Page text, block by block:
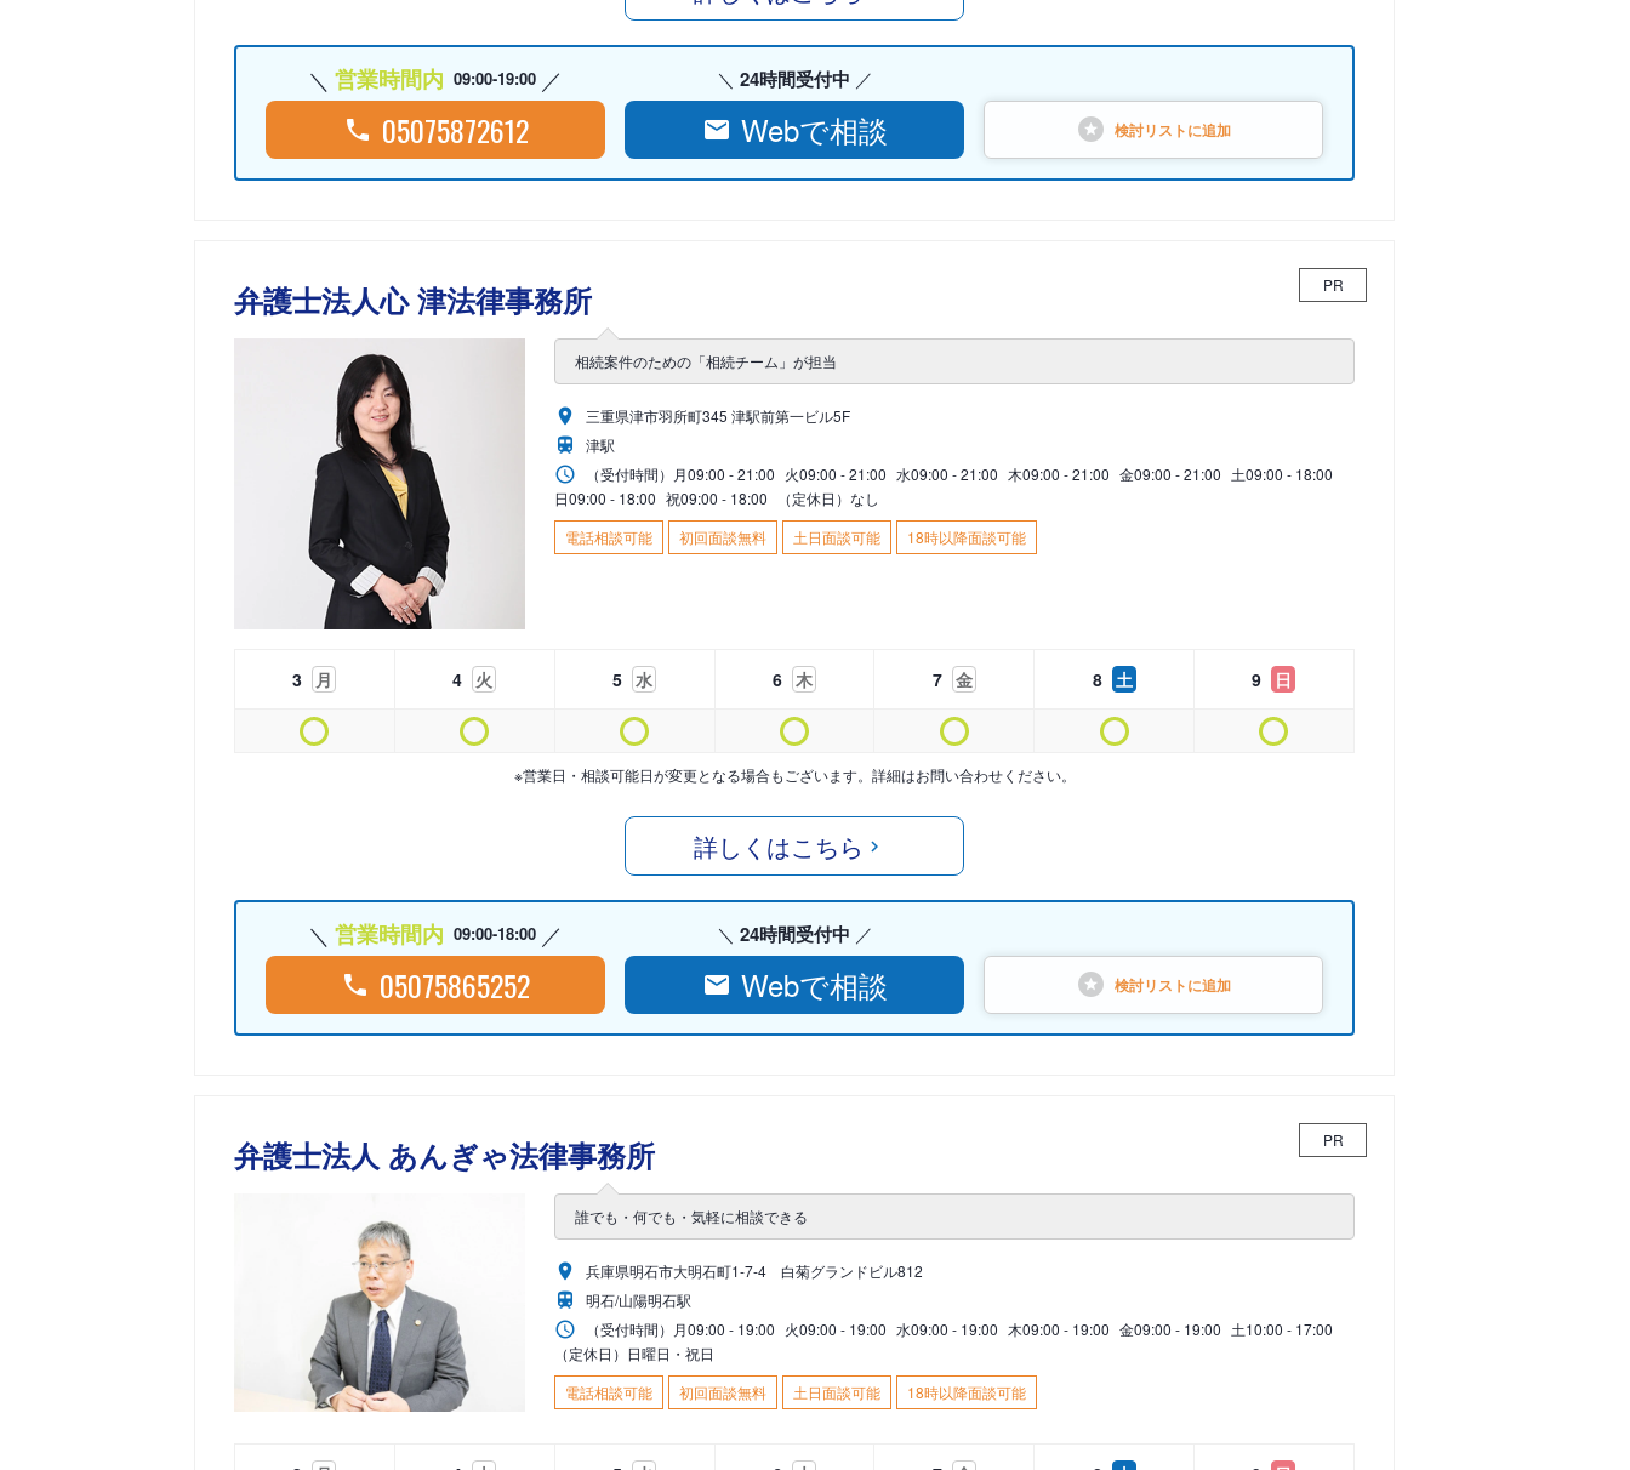
営業時間内 09:00-19:00
05075872612
24時間受付中
Webで相談 検討リストに追加
弁護士法人心 津法律事務所 PR
相続案件のための「相続チーム」が担当
三重県津市羽所町345 津駅前第一ビル5F
津駅
（受付時間） 月09:00 - 21:00 火09:00 - 21:00 水09:00 - 21:00 木09:00 - 21:00 金09:00 - 21:00 土09:00 - 18:00
日09:00 - 18:00 祝09:00 - 18:00
（定休日）なし
電話相談可能
初回面談無料 土日面談可能 18時以降面談可能
3 月 4 火 5 水 6 木 7 金 8 土 9 日
※営業日・相談可能日が変更となる場合もございます。詳細はお問い合わせください。
詳しくはこちら
営業時間内 09:00-18:00
05075865252
24時間受付中
Webで相談 検討リストに追加
弁護士法人 あんぎゃ法律事務所 PR
誰でも・何でも・気軽に相談できる
兵庫県明石市大明石町1-7-4 白菊グランドビル812
明石/山陽明石駅
（受付時間） 月09:00 - 19:00 火09:00 - 19:00 水09:00 - 19:00 木09:00 - 19:00 金09:00 - 19:00 土10:00 - 17:00
（定休日）日曜日・祝日
電話相談可能
初回面談無料 土日面談可能 18時以降面談可能